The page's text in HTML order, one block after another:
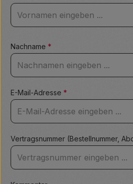
Nachname *
E-Mail-Adresse *
Vertragsnummer (Bestellnummer,